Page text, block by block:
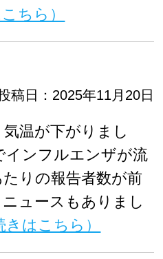
ちら）
稿日：2025年11月20日
温が下がりまし
インフルエンザが流
りの報告者数が前
ュースもありまし
きはこちら）